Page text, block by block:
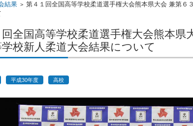
結果 >第４１回全国高等学校柔道選手権大会熊本県大会 兼第６
全国高等学校柔道選手権大会熊本県
校新人柔道大会結果について
平成30年度 高校